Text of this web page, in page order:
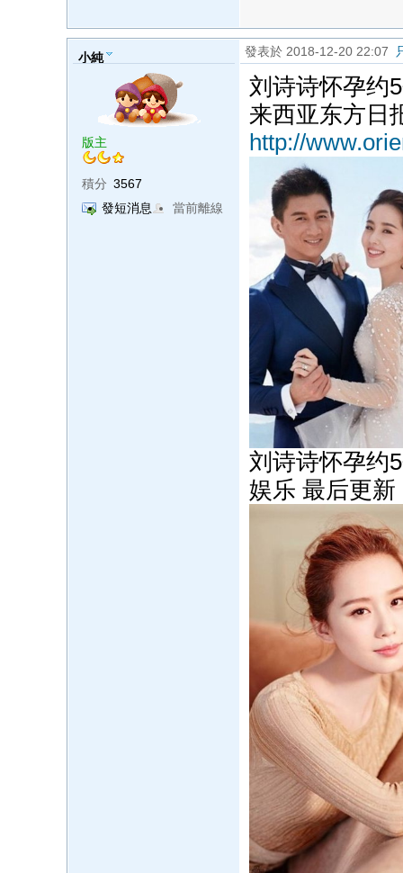
小純
版主
積分 3567
發短消息
當前離線
發表於 2018-12-20 22:07
刘诗诗怀孕
来西亚东方日
http://
刘诗诗怀孕
娱乐 最后更